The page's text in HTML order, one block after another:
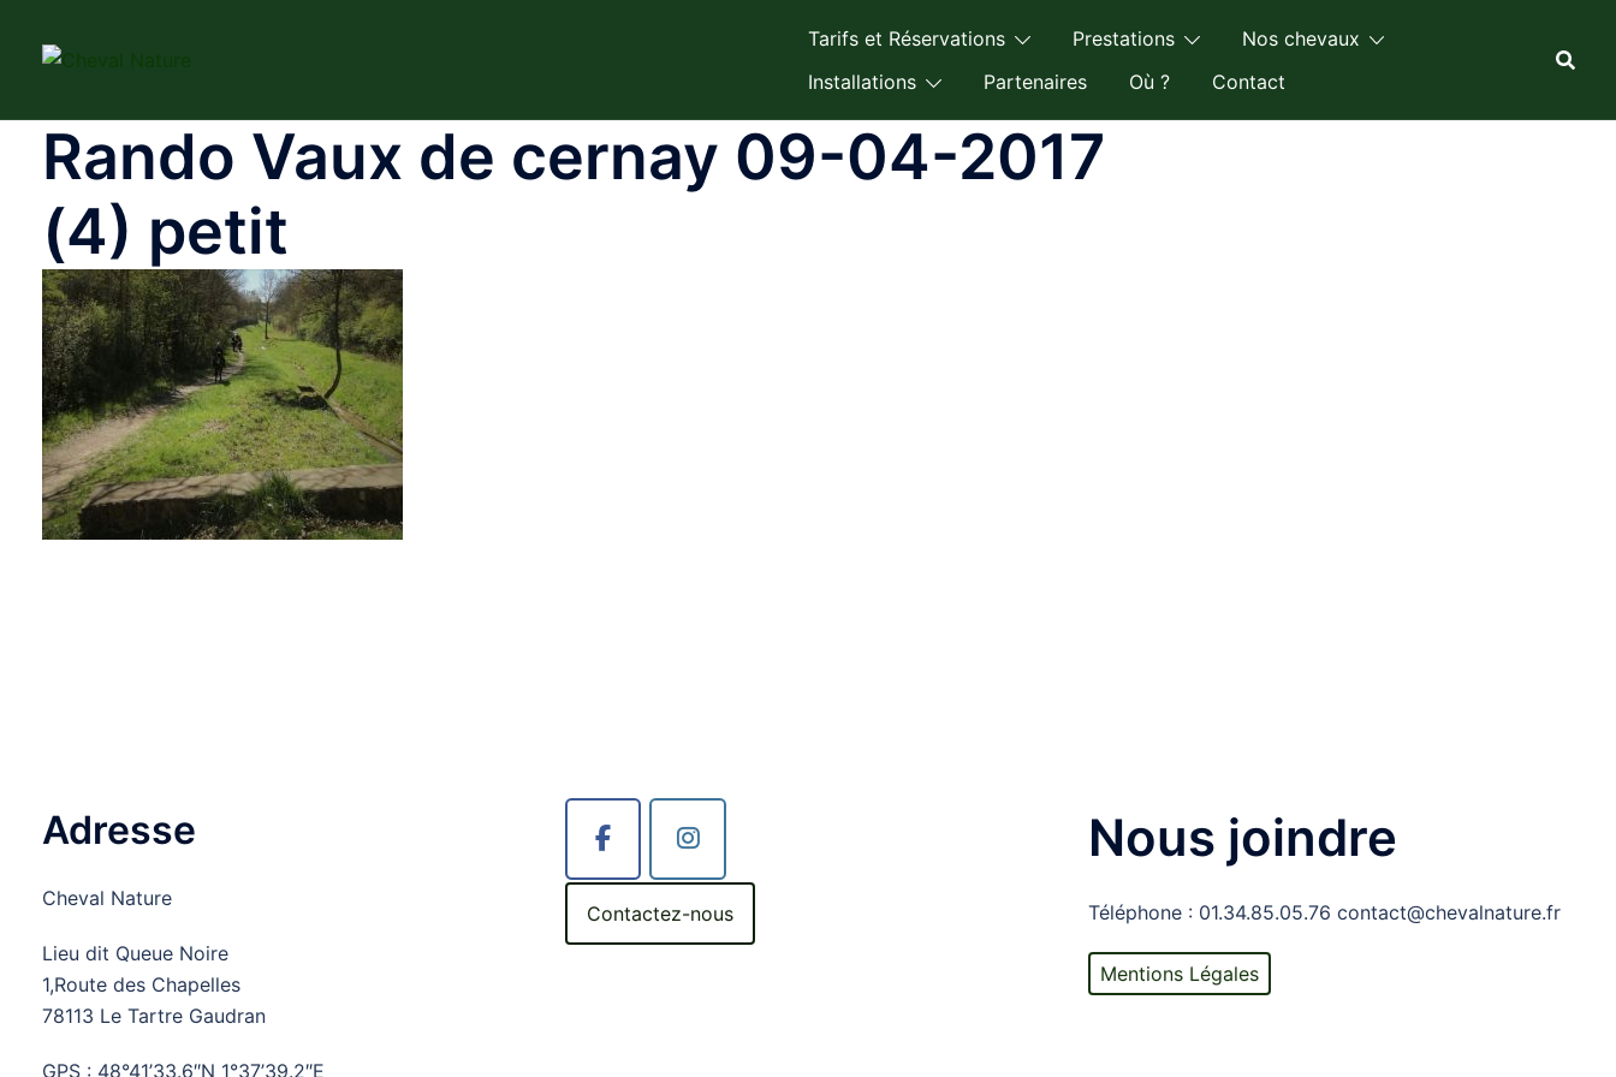
Tarifs et Réservations Prestations
Nos chevaux
Installations
Partenaires Où ? Contact
Rando Vaux de cernay 09-04-2017
(4) petit
Adresse
Cheval Nature
Lieu dit Queue Noire
1,Route des Chapelles
78113 Le Tartre Gaudran
GPS : 48°41’33.6″N 1°37’39.2″E
Contactez-nous
Nous joindre
Téléphone : 01.34.85.05.76 contact@chevalnature.fr
Mentions Légales